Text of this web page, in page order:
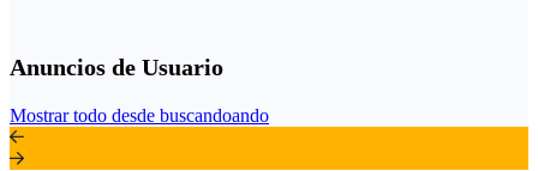
Anuncios de Usuario
Mostrar todo desde buscandoando